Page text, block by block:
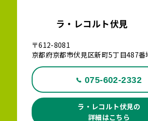
ラ・レコルト伏見
〒612-8081
京都府京都市伏見区新町5丁目487番
075-602-2332
ラ・レコルト伏見の
詳細はこちら